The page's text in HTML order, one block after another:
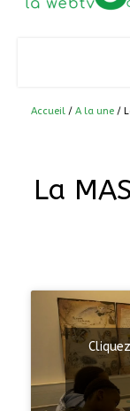
Accueil / A la une /
La